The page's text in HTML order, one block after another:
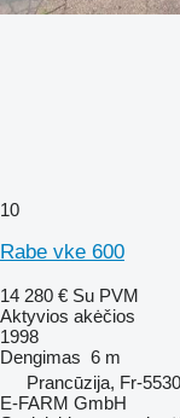
10
Rabe vke 600
14 280 € Su PVM
Aktyvios akėčios
1998
Dengimas 6 m
Prancūzija, Fr-
E-FARM GmbH